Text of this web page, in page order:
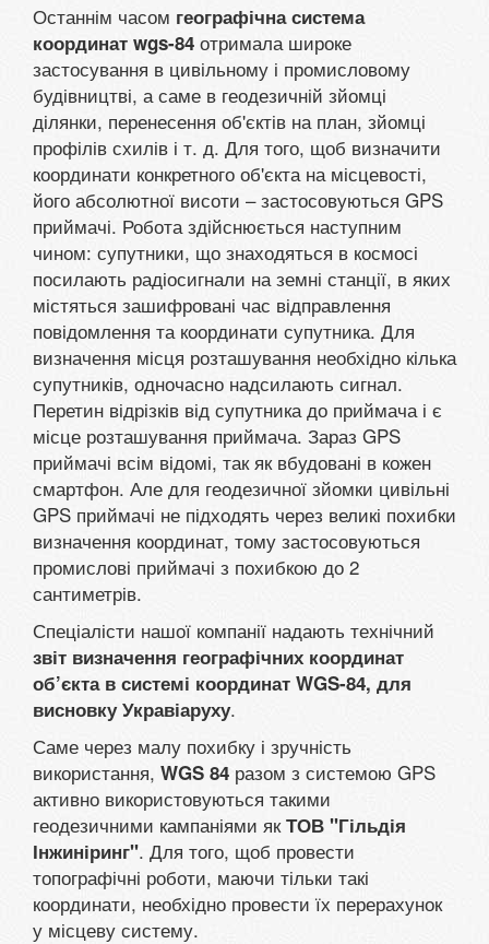
Останнім часом географічна система
координат wgs-84 отримала широке
застосування в цивільному і промисловому
будівництві, а саме в геодезичній зйомці
ділянки, перенесення об'єктів на план, зйомці
профілів схилів і т. д. Для того, щоб визначити
координати конкретного об'єкта на місцевості,
його абсолютної висоти – застосовуються GPS
приймачі. Робота здійснюється наступним
чином: супутники, що знаходяться в космосі
посилають радіосигнали на земні станції, в яких
містяться зашифровані час відправлення
повідомлення та координати супутника. Для
визначення місця розташування необхідно кілька
супутників, одночасно надсилають сигнал.
Перетин відрізків від супутника до приймача і є
місце розташування приймача. Зараз GPS
приймачі всім відомі, так як вбудовані в кожен
смартфон. Але для геодезичної зйомки цивільні
GPS приймачі не підходять через великі похибки
визначення координат, тому застосовуються
промислові приймачі з похибкою до 2
сантиметрів.
Спеціалісти нашої компанії надають технічний
звіт визначення географічних координат
об’єкта в системі координат WGS-84, для
висновку Укравіаруху.
Саме через малу похибку і зручність
використання, WGS 84 разом з системою GPS
активно використовуються такими
геодезичними кампаніями якТОВ "Гільдія
Інжиніринг". Для того, щоб провести
топографічні роботи, маючи тільки такі
координати, необхідно провести їх перерахунок
у місцеву систему.